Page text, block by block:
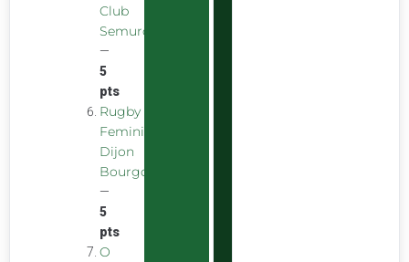
Club
Semurois
—
5
pts
Rugby
Feminin
Dijon
Bourgogne
—
5
pts
O